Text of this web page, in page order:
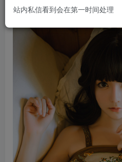
站内私信看到会在第一时间处理